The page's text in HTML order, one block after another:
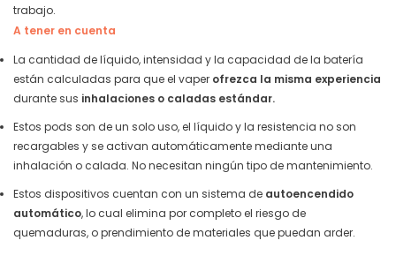
trabajo.
A tener en cuenta
La cantidad de líquido, intensidad y la capacidad de la batería
están calculadas para que el vaper ofrezca la misma experiencia
durante sus inhalaciones o caladas estándar.
Estos pods son de un solo uso, el líquido y la resistencia no son
recargables y se activan automáticamente mediante una
inhalación o calada. No necesitan ningún tipo de mantenimiento.
Estos dispositivos cuentan con un sistema de autoencendido
automático, lo cual elimina por completo el riesgo de
quemaduras, o prendimiento de materiales que puedan arder.